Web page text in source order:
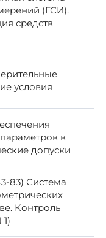
дана ссылка
(ГСИ).
средств
условия
в
допуски
83) Система
Контроль